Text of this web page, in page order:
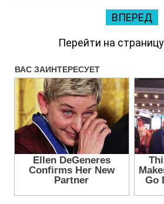
ВПЕРЕД
Перейти на